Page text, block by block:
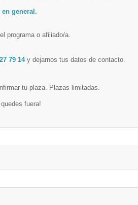
general.
programa o afiliado/a.
79 14y dejarnos tus datos de contacto.
tu plaza. Plazas limitadas.
quedes fuera!